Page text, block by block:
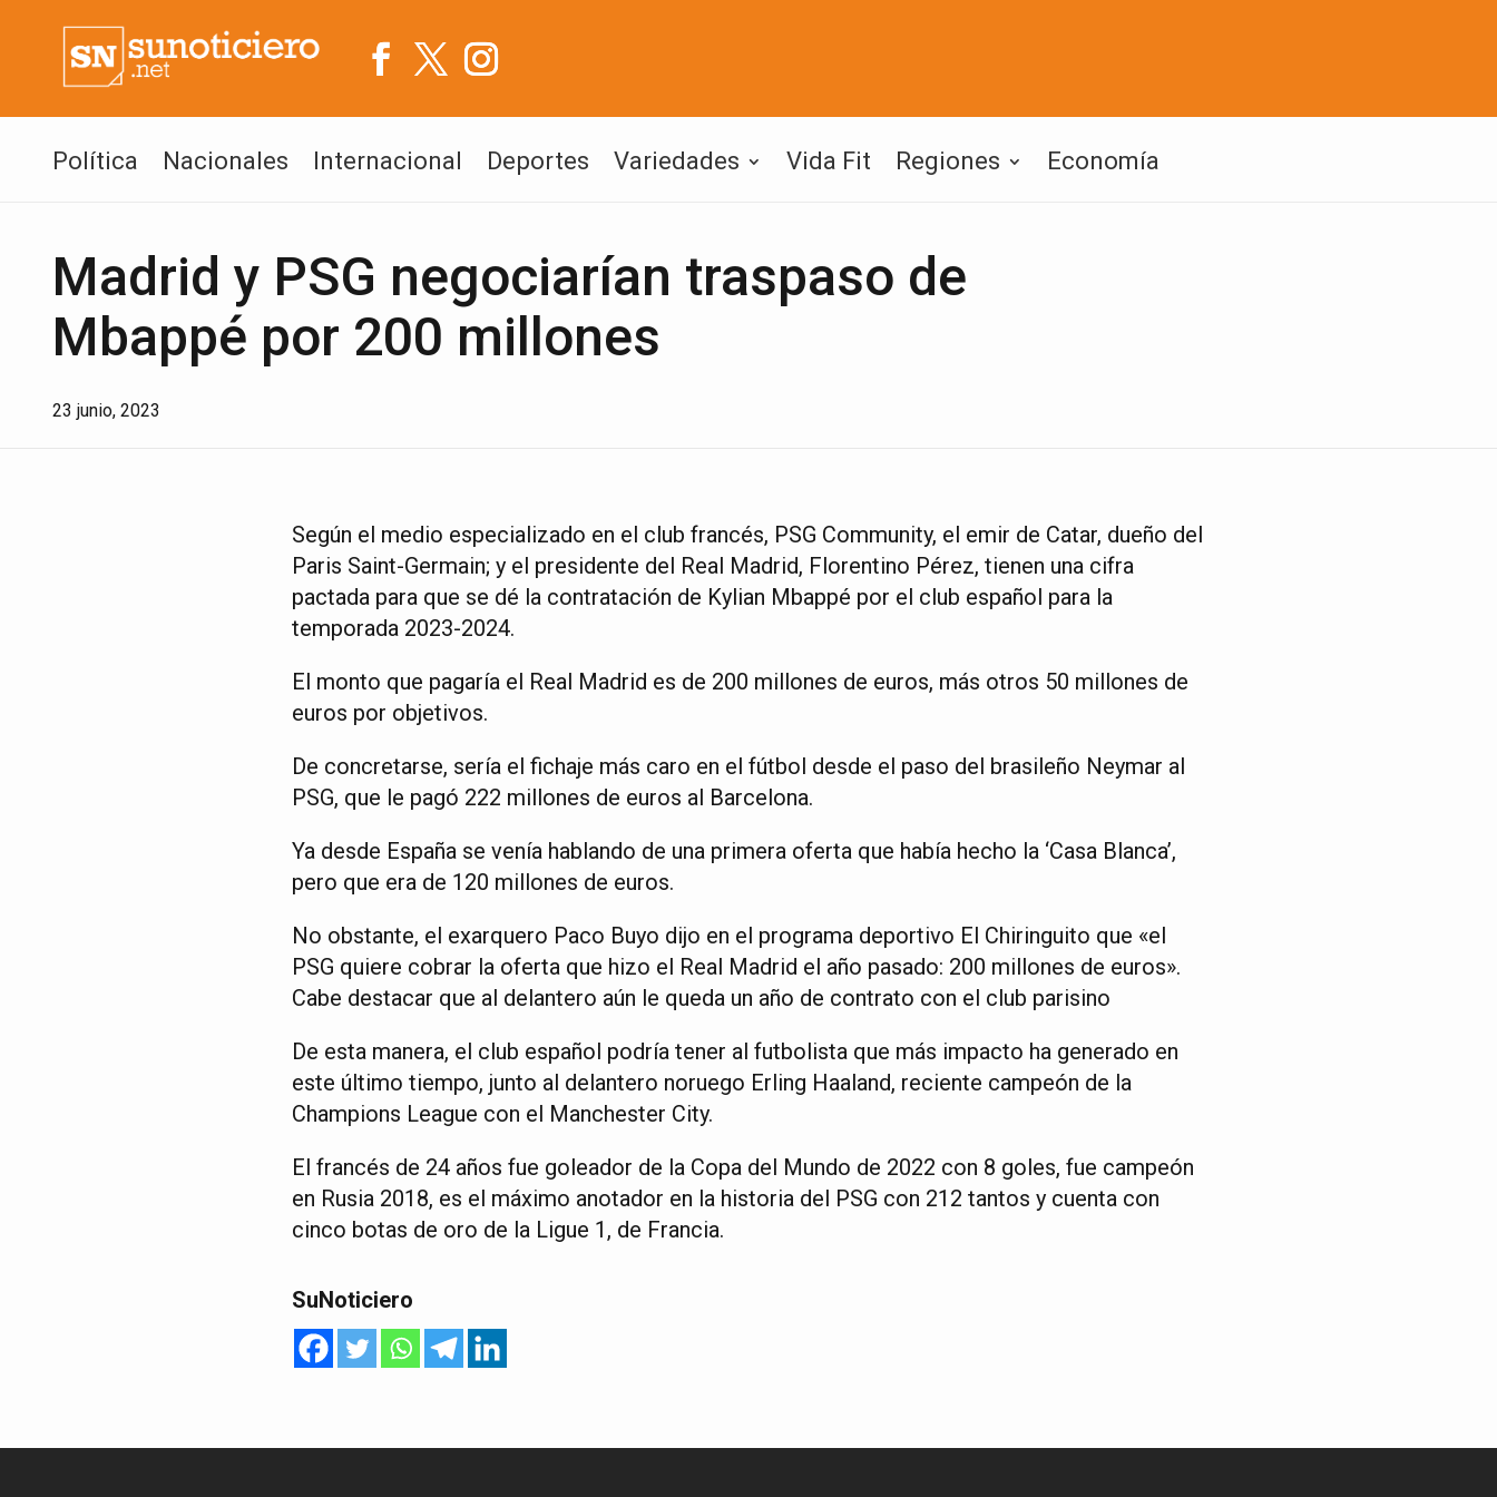
Política Nacionales Internacional Deportes Variedades Vida Fit Regiones Economía
Madrid y PSG negociarían traspaso de
Mbappé por 200 millones
23 junio, 2023
Según el medio especializado en el club francés, PSG Community, el emir de Catar, dueño del
Paris Saint-Germain; y el presidente del Real Madrid, Florentino Pérez, tienen una cifra
pactada para que se dé la contratación de Kylian Mbappé por el club español para la
temporada 2023-2024.
El monto que pagaría el Real Madrid es de 200 millones de euros, más otros 50 millones de
euros por objetivos.
De concretarse, sería el fichaje más caro en el fútbol desde el paso del brasileño Neymar al
PSG, que le pagó 222 millones de euros al Barcelona.
Ya desde España se venía hablando de una primera oferta que había hecho la ‘Casa Blanca’,
pero que era de 120 millones de euros.
No obstante, el exarquero Paco Buyo dijo en el programa deportivo El Chiringuito que «el
PSG quiere cobrar la oferta que hizo el Real Madrid el año pasado: 200 millones de euros».
Cabe destacar que al delantero aún le queda un año de contrato con el club parisino
De esta manera, el club español podría tener al futbolista que más impacto ha generado en
este último tiempo, junto al delantero noruego Erling Haaland, reciente campeón de la
Champions League con el Manchester City.
El francés de 24 años fue goleador de la Copa del Mundo de 2022 con 8 goles, fue campeón
en Rusia 2018, es el máximo anotador en la historia del PSG con 212 tantos y cuenta con
cinco botas de oro de la Ligue 1, de Francia.
SuNoticiero